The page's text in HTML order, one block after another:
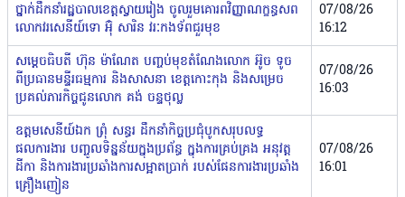
ថ្នាក់ដឹកនាំរដ្ឋបាលខេត្តស្វាយរៀង ចូលរួមគោរពវិញ្ញាណក្ខន្ធសព
លោកវរសេនីយ៍ទោ អ៊ុំ សារិន វរៈកងទ័ពជួរមុខ
07/08/26
16:12
សម្តេចធិបតី ហ៊ុន ម៉ាណែត បញ្ចប់មុខតំណែងលោក ​អ៊ូច ទូច
ពីប្រធានមន្ទីរធម្មការ និងសាសនា ខេត្តកោះកុង និងសម្រេច
ប្រគល់ភារកិច្ចជូនលោក គង់ ចន្ទថុល្ល
07/08/26
16:03
ឧត្តមសេនីយ៍ឯក ព្រុំ សន្ធរ ដឹកនាំកិច្ចប្រជុំបូកសរុបលទ្ធ
ផលការងារ បញ្ចូលទិន្នន័យក្នុងប្រព័ន្ធ ក្នុងការគ្រប់គ្រង អនុវត្ត
ដីកា និងការងារប្រឆាំងការសម្អាតប្រាក់ របស់ផែនការងារប្រឆាំង
គ្រឿងញៀន
07/08/26
16:01